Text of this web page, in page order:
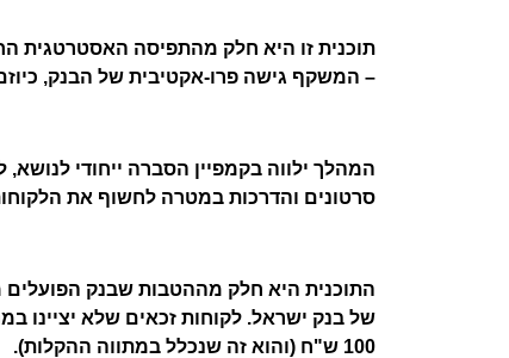
תוכנית זו היא חלק מהתפיסה האסטרטגית
– המשקף גישה פרו-אקטיבית של הבנק,
המהלך ילווה בקמפיין הסברה ייחודי
סרטונים והדרכות במטרה לחשוף את
התוכנית היא חלק מההטבות שבנק הפועלים
של בנק ישראל. לקוחות זכאים שלא יציינו
100 ש"ח (והוא זה שנכלל במתווה ההקלות).